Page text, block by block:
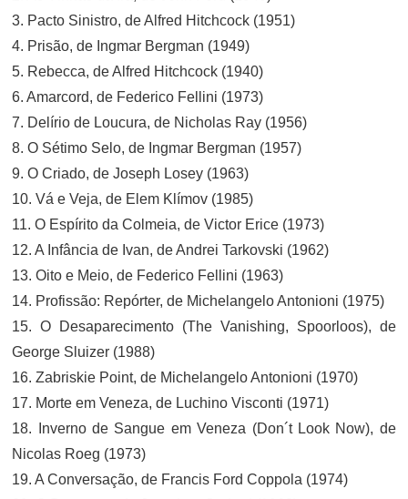
3. Pacto Sinistro, de Alfred Hitchcock (1951)
4. Prisão, de Ingmar Bergman (1949)
5. Rebecca, de Alfred Hitchcock (1940)
6. Amarcord, de Federico Fellini (1973)
7. Delírio de Loucura, de Nicholas Ray (1956)
8. O Sétimo Selo, de Ingmar Bergman (1957)
9. O Criado, de Joseph Losey (1963)
10. Vá e Veja, de Elem Klímov (1985)
11. O Espírito da Colmeia, de Victor Erice (1973)
12. A Infância de Ivan, de Andrei Tarkovski (1962)
13. Oito e Meio, de Federico Fellini (1963)
14. Profissão: Repórter, de Michelangelo Antonioni (1975)
15. O Desaparecimento (The Vanishing, Spoorloos), de
George Sluizer (1988)
16. Zabriskie Point, de Michelangelo Antonioni (1970)
17. Morte em Veneza, de Luchino Visconti (1971)
18. Inverno de Sangue em Veneza (Don´t Look Now), de
Nicolas Roeg (1973)
19. A Conversação, de Francis Ford Coppola (1974)